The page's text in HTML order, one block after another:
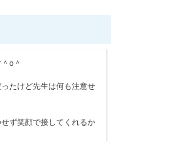
o＾
たけど先生は何も注意せ
ず笑顔で接してくれるか